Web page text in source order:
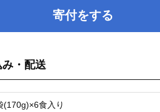
寄付をする
・配送
(170g)×6食入り